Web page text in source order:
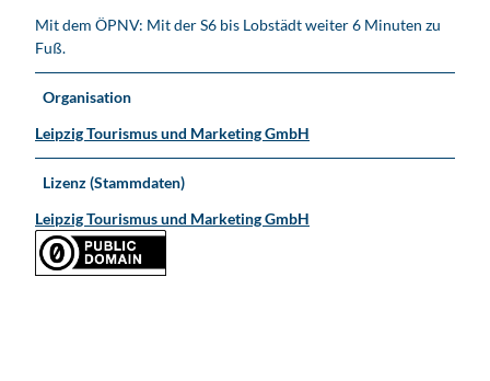
o
b
ä
Mit dem ÖPNV: Mit der S6 bis Lobstädt weiter 6 Minuten zu
Fuß.
Organisation
Leipzig Tourismus und Marketing GmbH
Lizenz (Stammdaten)
Leipzig Tourismus und Marketing GmbH